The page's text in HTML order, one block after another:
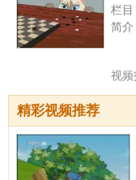
栏目
简介
视频
精彩视频推荐